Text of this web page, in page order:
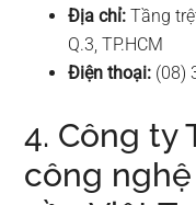
Địa chỉ:Tầng
Q.3, TP.HCM
Điện thoại: (08)
4. Công ty
công